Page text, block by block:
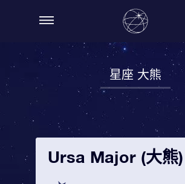
星座 大熊
Ursa Major (大熊)